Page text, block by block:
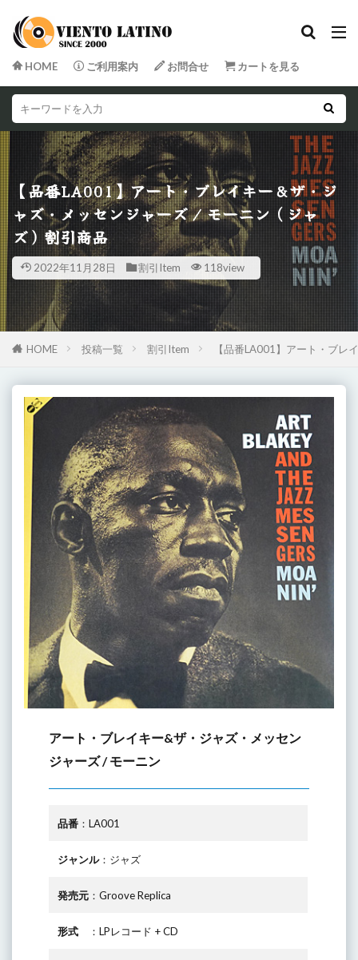
HOME ご利用案内 お問合せ カートを見る
【品番LA001】アート・ブレイキー&ザ・ジ
ャズ・メッセンジャーズ / モーニン（ジャ
ズ）割引商品
2022年11月28日 割引Item 118view
HOME 投稿一覧 割引Item 【品番LA001】アート・ブレ
アート・ブレイキー&ザ・ジャズ・メッセン
ジャーズ / モーニン
品番 ：LA001
ジャンル：ジャズ
発売元 ：Groove Replica
形式 ：LPレコード + CD